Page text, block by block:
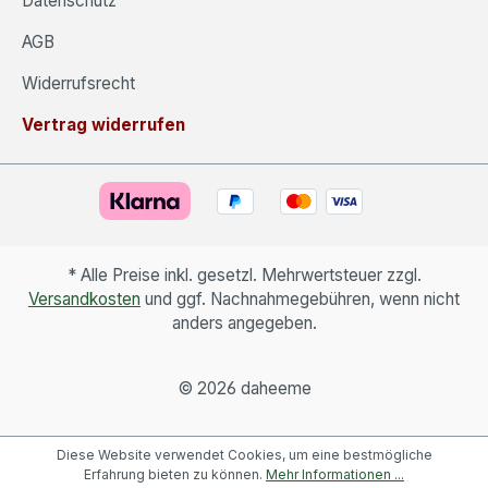
AGB
Widerrufsrecht
Vertrag widerrufen
* Alle Preise inkl. gesetzl. Mehrwertsteuer zzgl.
Versandkosten und ggf. Nachnahmegebühren, wenn nicht
anders angegeben.
© 2026 daheeme
Diese Website verwendet Cookies, um eine bestmögliche
Erfahrung bieten zu können. Mehr Informationen ...